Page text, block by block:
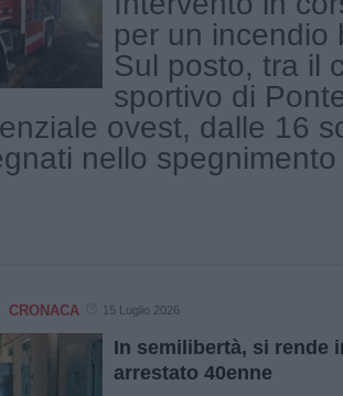
per un incendio
Sul posto, tra il
sportivo di
ovest, dalle 16
nello
CRONACA 15 Luglio 2026
In semilibertà, si rende
arrestato 40enne